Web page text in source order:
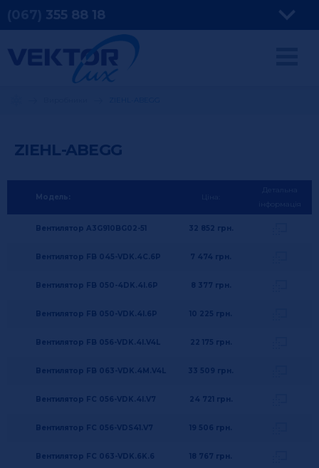
355 88 18
ZIEHL-ABEGG
Вентилятор A3G910BG02-51 32 852 грн.
Вентилятор FB 045-VDK.4C.6P 7 474 грн.
Вентилятор FB 050-4DK.4I.6P 8 377 грн.
Вентилятор FB 050-VDK.4I.6P 10 225 грн.
Вентилятор FB 056-VDK.4I.V4L 22 175 грн.
Вентилятор FB 063-VDK.4M.V4L 33 509 грн.
Вентилятор FC 056-VDK.4I.V7 24 721 грн.
Вентилятор FC 056-VDS41.V7 19 506 грн.
Вентилятор FC 063-VDK.6K.6 18 767 грн.